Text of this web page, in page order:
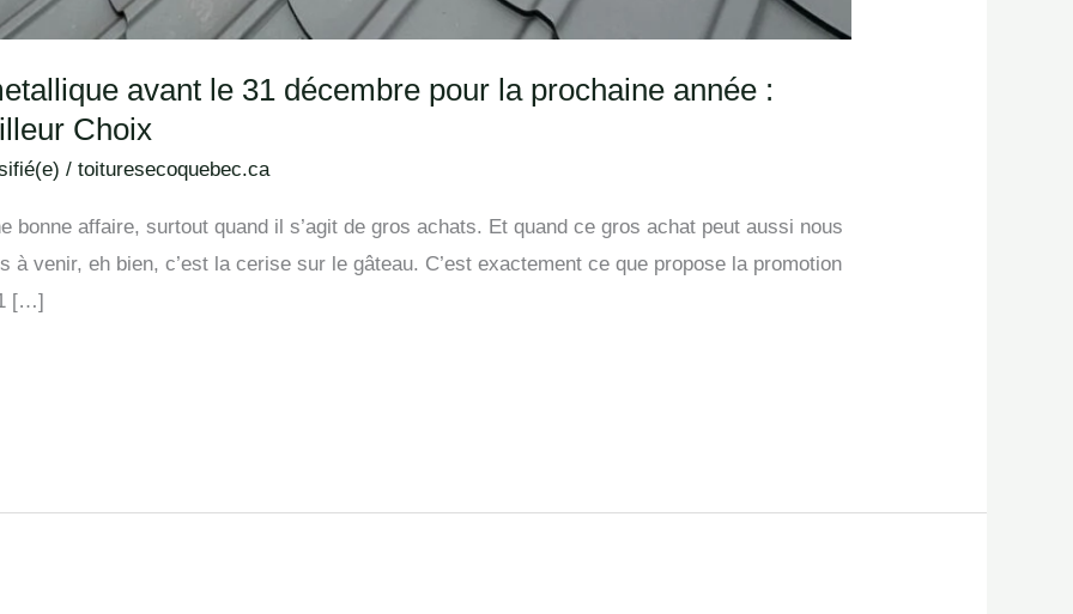
avant le 31 décembre pour la prochaine année :
Choix
/toituresecoquebec.ca
bonne affaire, surtout quand il s’agit de gros achats. Et quand ce gros achat peut aussi nous
à venir, eh bien, c’est la cerise sur le gâteau. C’est exactement ce que propose la promotion
[…]